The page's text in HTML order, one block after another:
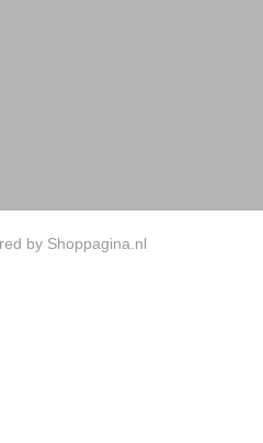
by Shoppagina.nl